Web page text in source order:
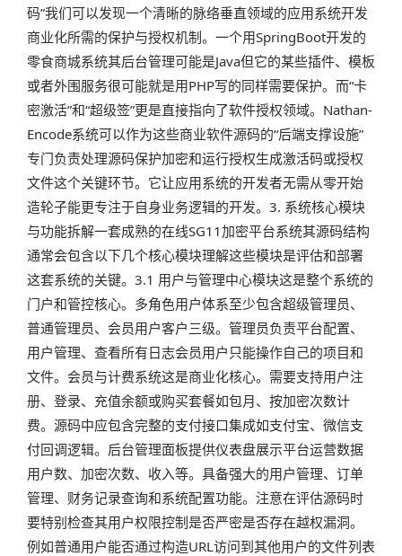
码”我们可以发现一个清晰的脉络垂直领域的应用系统开发
商业化所需的保护与授权机制。一个用SpringBoot开发的
零食商城系统其后台管理可能是Java但它的某些插件、模板
或者外围服务很可能就是用PHP写的同样需要保护。而“卡
密激活”和“超级签”更是直接指向了软件授权领域。Nathan-
Encode系统可以作为这些商业软件源码的“后端支撑设施”
专门负责处理源码保护加密和运行授权生成激活码或授权
文件这个关键环节。它让应用系统的开发者无需从零开始
造轮子能更专注于自身业务逻辑的开发。3. 系统核心模块
与功能拆解一套成熟的在线SG11加密平台系统其源码结构
通常会包含以下几个核心模块理解这些模块是评估和部署
这套系统的关键。3.1 用户与管理中心模块这是整个系统的
门户和管控核心。多角色用户体系至少包含超级管理员、
普通管理员、会员用户客户三级。管理员负责平台配置、
用户管理、查看所有日志会员用户只能操作自己的项目和
文件。会员与计费系统这是商业化核心。需要支持用户注
册、登录、充值余额或购买套餐如包月、按加密次数计
费。源码中应包含完整的支付接口集成如支付宝、微信支
付回调逻辑。后台管理面板提供仪表盘展示平台运营数据
用户数、加密次数、收入等。具备强大的用户管理、订单
管理、财务记录查询和系统配置功能。注意在评估源码时
要特别检查其用户权限控制是否严密是否存在越权漏洞。
例如普通用户能否通过构造URL访问到其他用户的文件列表